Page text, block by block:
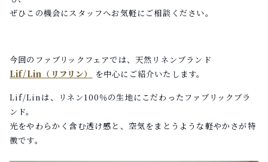
ぜひこの機会にスタッフへお気軽にご相談ください。
今回のファブリックフェアでは、 天然リネンブランド
Lif/Lin（リフリン）
を中心にご紹介いたします。
Lif/Linは、リネン100％の生地にこだわったファブリックブラ
ンド。
光をやわらかく含む透け感と、空気をまとうような軽やかさが特
徴です。